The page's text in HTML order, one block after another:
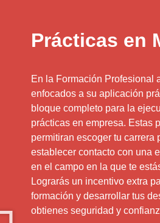
Prácticas en
En la Formación Profesional
enfocados a su aplicación
bloque completo para la
prácticas en empresa. Estas
permitiran escoger tu carrera
establecer contacto con una
en el campo en la que te
Lograrás un incentivo extra
formación y desarrollar tus
obtienes seguridad y